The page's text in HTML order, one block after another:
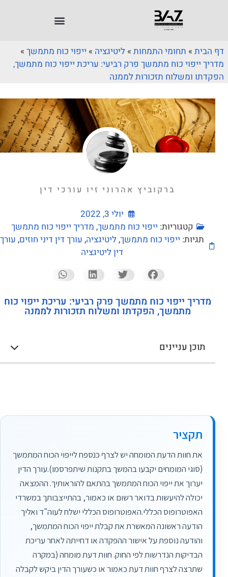
דף הבית » תחומי התמחות » ליטיגציה » ייפוי כוח מתמשך »
מדריך ייפוי כוח מתמשך פרק רביעי: עריכת ייפוי כוח מתמשך,
הפקדתו ומשלוח תזכורות לממנה
ברקוביץ אהרוני זיו עורכי דין
יולי 3, 2022
קטגוריות: ייפוי כוח מתמשך, מדריך ייפוי כוח מתמשך
תגיות: ייפוי כוח מתמשך, ליטיגציה, עורך דין דיני חוזים, עורך
דין ליטיגציה
מדריך ייפוי כוח מתמשך פרק רביעי: עריכת ייפוי כוח
מתמשך, הפקדתו ומשלוח תזכורות לממנה
תוכן עניינים
תקציר
את חוות הדעת המומחה יש לצרף כנספח לייפוי הכוח המתמשך
(סוגי המומחים יקבעו בהמשך בתקנות שיתפרסמו).עורך הדין
יערוך את ייפוי הכוח המתמשך בהתאם להוראותיך. ההמצאה
יכולה להיעשות בדואר רשום או כאמור, בהתייצבותך במשרדי
האפוטרופוס הכללי.האפוטרופוס הכללי ישלח לעוה"ד ואליך
הודעה ראשונה המאשרת את קבלת ייפוי הכוח המתמשך,
והודעה נוספת על אישור ההפקדה או דחייתה לאחר עריכת
הבדיקות הנדרשות לפי החוק. חוות דעת מומחה (במקרה
שתרצה לצרף חוות דעת כאמור או כשעורך הדין ביקש לקבלה